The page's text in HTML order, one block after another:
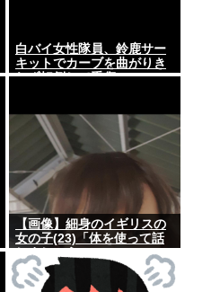
白バイ女性隊員、鈴鹿サー
キットでカーブを曲がりき
れず転倒して重傷
【画像】細身のイギリスの
女の子(23)「体を使って話
しましょう…